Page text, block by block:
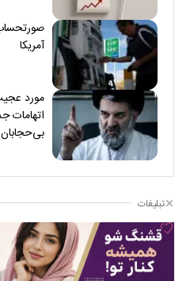
آمریکا
مورد
اتهامات
بی‌حجابان
تبلیغات